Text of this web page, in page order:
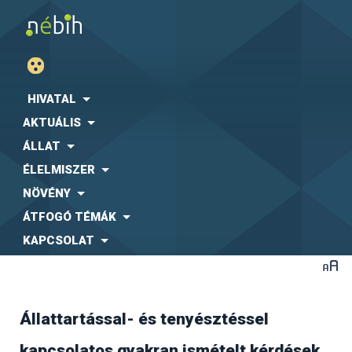
HIVATAL
AKTUÁLIS
ÁLLAT
ÉLELMISZER
NÖVÉNY
ÁTFOGÓ TÉMÁK
KAPCSOLAT
Állattartással- és tenyésztéssel
A jelenlegi ellátó rendszer az un. egy beszállítós